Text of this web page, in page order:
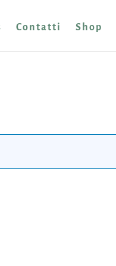
Contatti Shop